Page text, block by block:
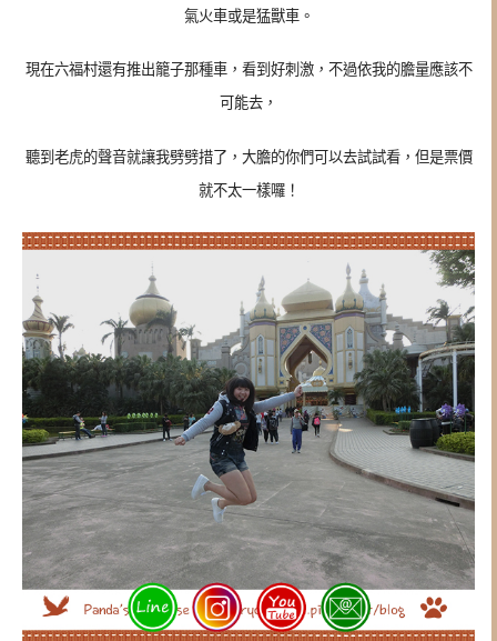
氣火車或是猛獸車。
現在六福村還有推出籠子那種車，看到好刺激，不過依我的膽量應該不
可能去，
聽到老虎的聲音就讓我劈劈措了，大膽的你們可以去試試看，但是票價
就不太一樣囉！